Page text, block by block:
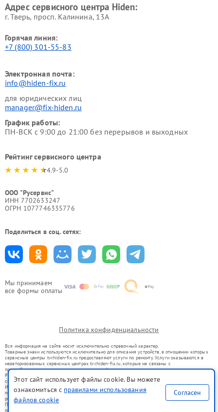
Мы принимаем
все формы оплаты
Адрес сервисного центра Hiden:
г. Тверь, просп. Калинина, 13А
Горячая линия:
+7 (800) 301-55-83
Электронная почта:
info@hiden-fix.ru
для юридических лиц
manager@fix-hiden.ru
График работы:
ПН-ВСК с 9:00 до 21:00 без перерывов и выходных
Рейтинг сервисного центра
4.9-5.0
ООО "Русервис"
ИНН 7702633247
ОГРН 1077746335776
Поделиться в соц. сетях:
Политика конфиденциальности
Вся информация на сайте носит исключительно справочный характер.
Товарные знаки используются исключительно для описания устройств, в отношении которых
сервисные центры tvr.hiden-fix.ru предоставляют услуги по ремонту. Услуги оказываются в
неавторизованных сервисных центрах tvr.hiden-fix.ru, которые не связаны с
правообладателями товарных знаков или их официальными представителями.
Ремонт осуществляется для устройств, уже введенных в гражданский оборот в соответствии
со статьей 1487 ГК РФ.
Использование товарных знаков не преследует цели индивидуализации услуг или введения
потребителей в заблуждение, а служит для информирования о предоставляемых услугах по
ремонту техники указанных брендов.
Представленная на сайте информация не является публичной офертой, определяемой
положениями Статьи 437(2) Гражданского кодекса РФ
Этот сайт использует файлы cookie. Вы можете
ознакомиться с правилами использования
файлов cookie
Согласен